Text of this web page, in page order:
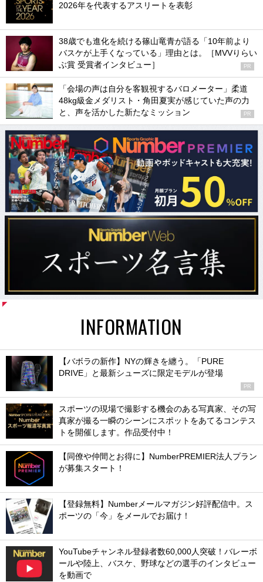
2026年を代表するアスリートを表彰
38歳でも進化を続ける篠山竜青が語る「10年前より
バスケが上手くなっている」理由とは。［MVVりらい
ぶ賞 受賞者インタビュー］
PR
「会場の声は自分を客観視するバロメーター」柔道
48kg級金メダリスト・角田夏実が感じていた声の力
と、声を活かした新たなミッション
PR
INFORMATION
【バボラの新作】NYの輝きを纏う。「PURE
DRIVE」と最新シューズに限定モデルが登場
PR
スポーツの現場で撮影する機会のある写真家、その写
真家が撮る一瞬のシーンにスポットをあてるコンテス
トを開催します。作品受付中！
【同僚や仲間とお得に】NumberPREMIER法人プラン
が募集スタート！
【登録無料】Numberメールマガジン好評配信中。ス
ポーツの「今」をメールでお届け！
YouTubeチャンネル登録者数60,000人突破！バレーボ
ールや陸上、バスケ、野球などの選手のインタビュー
を動画で